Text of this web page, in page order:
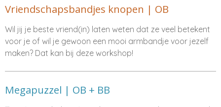
Vriendschapsbandjes knopen | OB
Wil jij je beste vriend(in) laten weten dat ze veel betekent
voor je of wil je gewoon een mooi armbandje voor jezelf
maken? Dat kan bij deze workshop!
Megapuzzel | OB + BB